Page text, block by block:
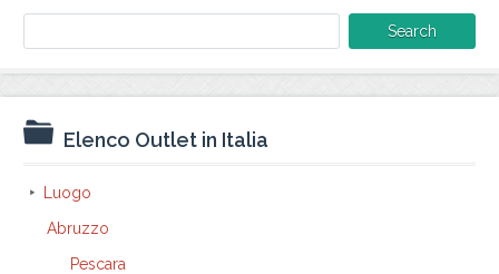
for:
Elenco Outlet in Italia
Luogo
Abruzzo
Pescara